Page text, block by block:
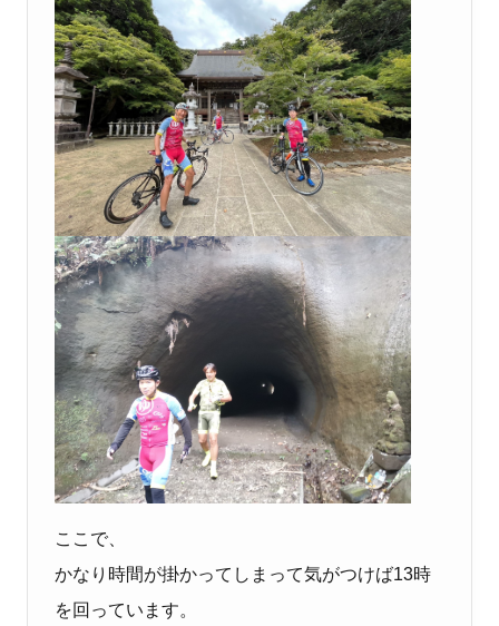
ここで、
かなり時間が掛かってしまって気がつけば13時
を回っています。